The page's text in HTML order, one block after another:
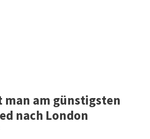
man am günstigsten
nach London